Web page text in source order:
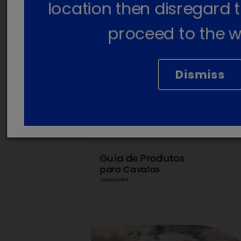
Vademecum Animais
Iniciar sessão para
location then disregard
proceed to the
Dismiss